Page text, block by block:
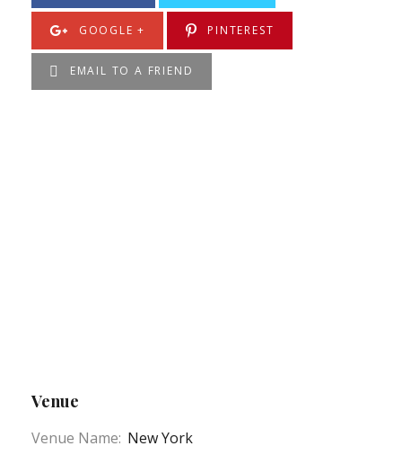
GOOGLE + PINTEREST
EMAIL TO A FRIEND
Venue
Venue Name: New York